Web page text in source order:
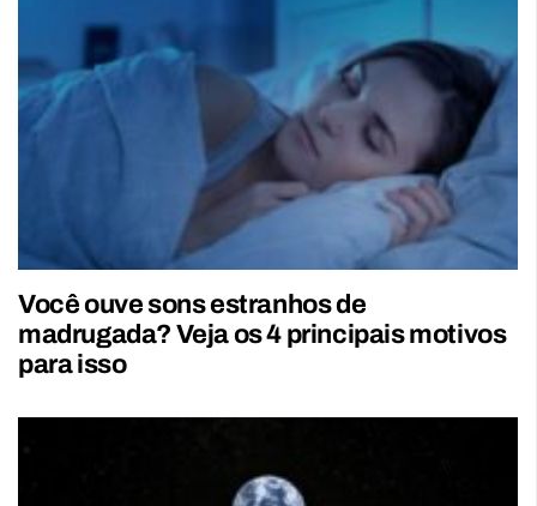
Você ouve sons estranhos de
madrugada? Veja os 4 principais motivos
para isso